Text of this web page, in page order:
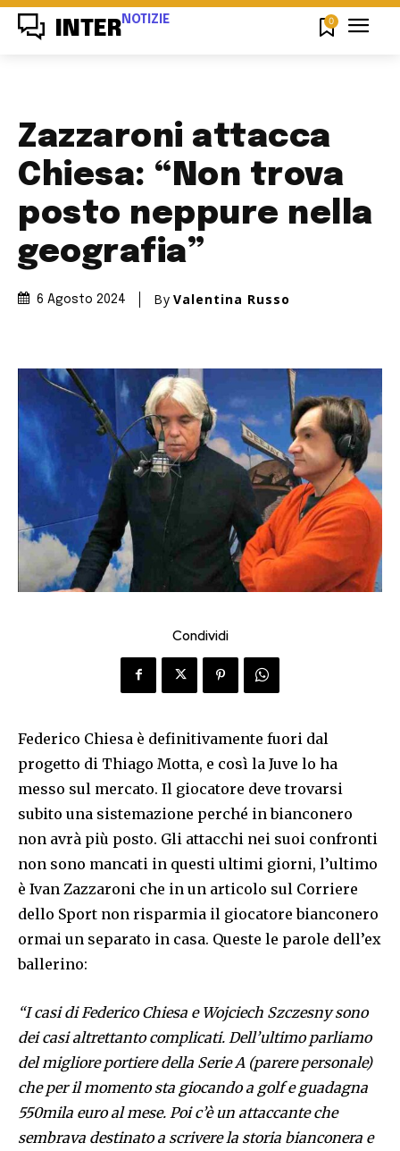
INTER NOTIZIE 0
Zazzaroni attacca
Chiesa: “Non trova
posto neppure nella
geografia”
6 Agosto 2024 By Valentina Russo
Condividi
Federico Chiesa è definitivamente fuori dal
progetto di Thiago Motta, e così la Juve lo ha
messo sul mercato. Il giocatore deve trovarsi
subito una sistemazione perché in bianconero
non avrà più posto. Gli attacchi nei suoi confronti
non sono mancati in questi ultimi giorni, l’ultimo
è Ivan Zazzaroni che in un articolo sul Corriere
dello Sport non risparmia il giocatore bianconero
ormai un separato in casa. Queste le parole dell’ex
ballerino:
“I casi di Federico Chiesa e Wojciech Szczesny sono
dei casi altrettanto complicati. Dell’ultimo parliamo
del migliore portiere della Serie A (parere personale)
che per il momento sta giocando a golf e guadagna
550mila euro al mese. Poi c’è un attaccante che
sembrava destinato a scrivere la storia bianconera e